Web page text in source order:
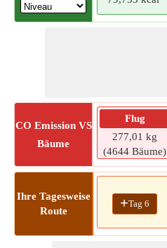
CO Emission VS
Bäume
Flug
277,01 kg
(4644 Bäume)
Ihre Tagesweise
Route
+Tag 6